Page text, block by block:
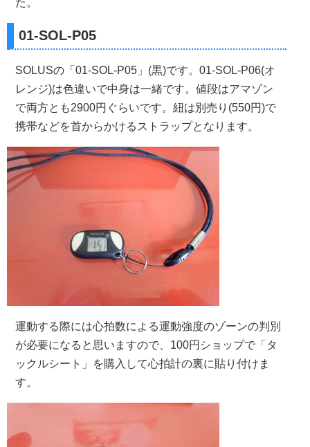
た。
01-SOL-P05
SOLUSの「01-SOL-P05」(黒)です。01-SOL-P06(オ
レンジ)は色違いで中身は一緒です。値段はアマゾン
で両方とも2900円ぐらいです。紐は別売り(550円)で
携帯などを首からかけるストラップとなります。
運動する際には心拍数による運動強度のゾーンの判別
が必要になると思いますので、100円ショップで「タ
ックルシート」を購入して心拍計の裏に貼り付けま
す。